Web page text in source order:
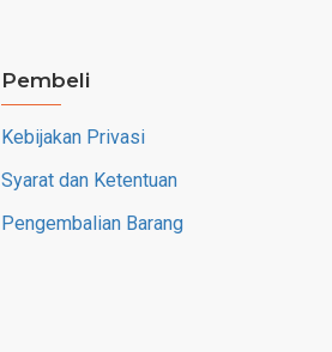
Pembeli
Kebijakan Privasi
Syarat dan Ketentuan
Pengembalian Barang